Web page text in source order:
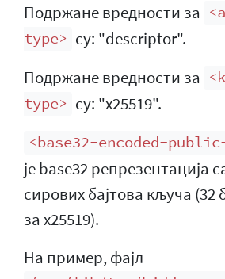
Подржане вредности за
type> су: "descriptor".
Подржане вредности за
type> су: "x25519".
<base32-encoded-
је base32 репрезентација
сирових бајтова кључа (32
за x25519).
На пример, фајл